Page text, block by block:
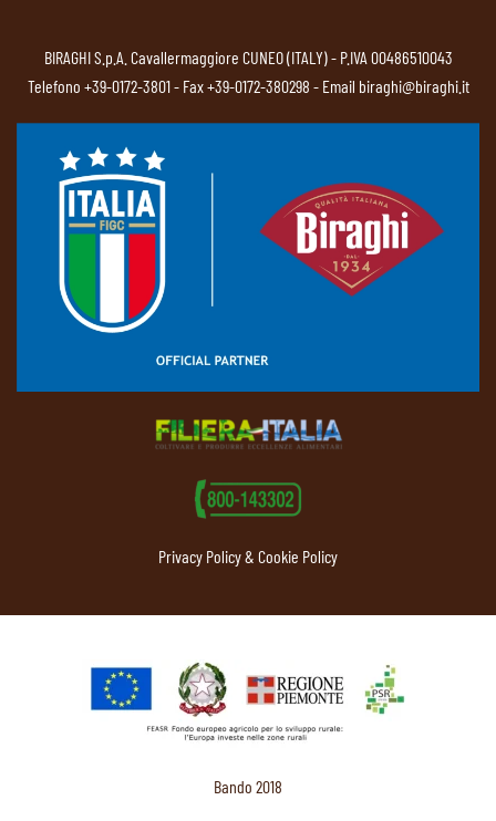
BIRAGHI S.p.A. Cavallermaggiore CUNEO (ITALY) - P.IVA 00486510043
Telefono +39-0172-3801- Fax +39-0172-380298 - Email biraghi@biraghi.it
Privacy Policy & Cookie Policy
Bando 2018